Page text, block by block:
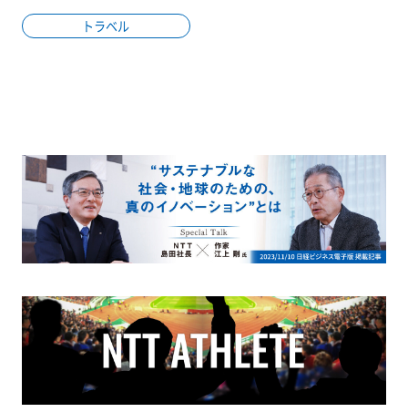
トラベル